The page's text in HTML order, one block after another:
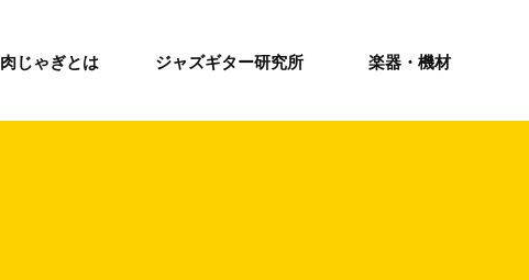
肉じゃぎとは ジャズギター研究所 楽器・機材